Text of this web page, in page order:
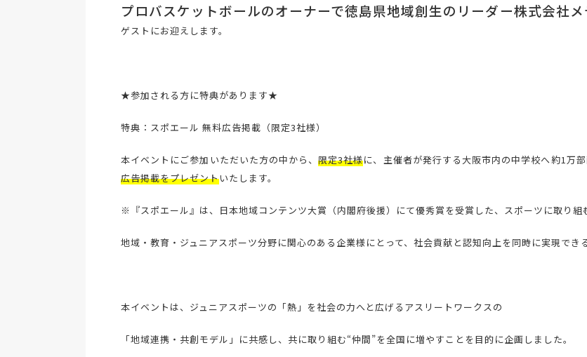
プロバスケットボールのオーナーで徳島県地域創生のリーダー株式会社
ゲストにお迎えします。
★参加される方に特典があります★
特典：スポエール 無料広告掲載（限定3社様）
本イベントにご参加いただいた方の中から、限定3社様に、主催者が発行する大阪市内の中学校へ約1万
広告掲載をプレゼントいたします。
※『スポエール』は、日本地域コンテンツ大賞（内閣府後援）にて優秀賞を受賞した、スポーツに取り組
地域・教育・ジュニアスポーツ分野に関心のある企業様にとって、社会貢献と認知向上を同時に実現でき
本イベントは、ジュニアスポーツの「熱」を社会の力へと広げるアスリートワークスの
「地域連携・共創モデル」に共感し、共に取り組む“仲間”を全国に増やすことを目的に企画しました。